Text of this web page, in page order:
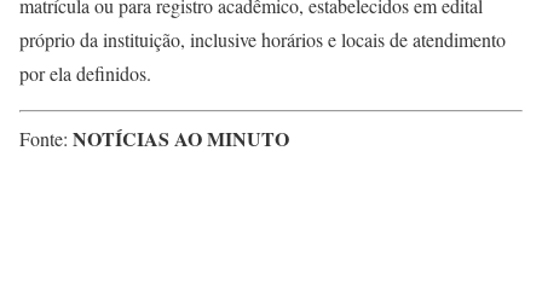
matrícula ou para registro acadêmico, estabelecidos em edital
próprio da instituição, inclusive horários e locais de atendimento
por ela definidos.
Fonte: NOTÍCIAS AO MINUTO